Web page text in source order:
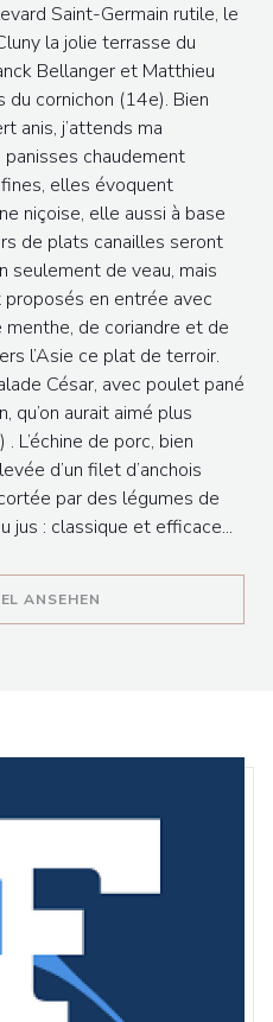
Saint-Germain rutile, le
la jolie terrasse du
Bellanger et Matthieu
du cornichon (14e). Bien
anis, j’attends ma
chaudement
elles évoquent
niçoise, elle aussi à base
de plats canailles seront
seulement de veau, mais
proposés en entrée avec
de coriandre et de
l’Asie ce plat de terroir.
César, avec poulet pané
qu’on aurait aimé plus
L’échine de porc, bien
d’un filet d’anchois
par des légumes de
jus : classique et efficace...
ANSEHEN